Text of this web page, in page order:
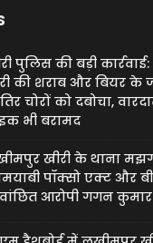
पुलिस की बड़ी
की शराब और बियर के
चोरों को दबोचा,
भी बरामद
खीरी के थाना
पॉक्सो एक्ट और
आरोपी गगन कुमार